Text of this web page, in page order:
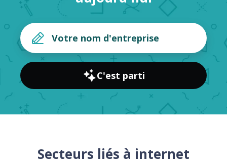
C'est parti
Secteurs liés à internet